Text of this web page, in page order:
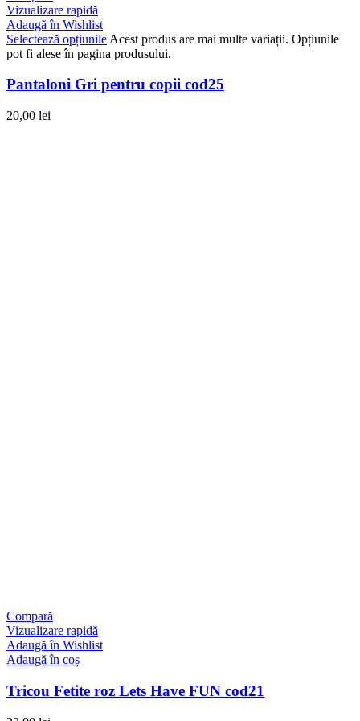
Vizualizare rapidă
Adaugă în Wishlist
Selectează opțiunile Acest produs are mai multe variații. Opțiunile
pot fi alese în pagina produsului.
Pantaloni Gri pentru copii cod25
20,00 lei
Compară
Vizualizare rapidă
Adaugă în Wishlist
Adaugă în coș
Tricou Fetite roz Lets Have FUN cod21